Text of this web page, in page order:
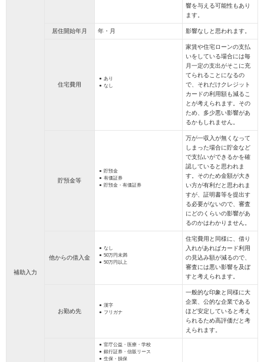
補助入力
響を与える可能性もあり
ます。
居住開始年月 年・月 影響なしと思われます。
住宅費用
あり
なし
家賃や住宅ローンの支払
いをしている場合には毎
月一定の支出がそこに充
てられることになるの
で、それだけクレジット
カードの利用額も減るこ
とが考えられます。その
ため、多少悪い影響があ
るかもしれません。
貯預金等
貯預金
有価証券
貯預金・有価証券
万が一収入が無くなって
しまった場合に貯金など
で支払いができるかを確
認していると思われま
す。そのため金額が大き
い方が有利だと思われま
すが、証明書等を提出す
る必要がないので、審査
にどのくらいの影響があ
るのかはわかりません。
他からの借入金
なし
50万円未満
50万円以上
住宅費用と同様に、借り
入れがあればカード利用
の見込み額が減るので、
審査には悪い影響を及ぼ
すと考えられます。
お勤め先
漢字
フリガナ
一般的な印象と同様に大
企業、公的な企業である
ほど安定していると考え
られるため高評価だと考
えられます。
官庁公益・医療・学校
銀行証券・信販リース
生保・損保